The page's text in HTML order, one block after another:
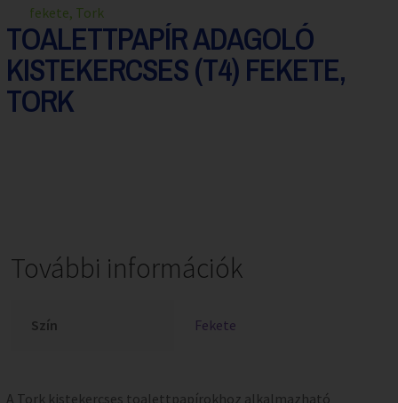
fekete, Tork
TOALETTPAPÍR ADAGOLÓ
KISTEKERCSES (T4) FEKETE,
TORK
További információk
Szín Fekete
A Tork kistekercses toalettpapírokhoz alkalmazható